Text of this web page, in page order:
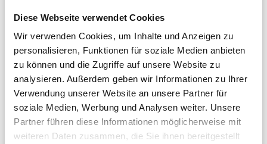
Diese Webseite verwendet Cookies
Wir verwenden Cookies, um Inhalte und Anzeigen zu
personalisieren, Funktionen für soziale Medien anbieten
zu können und die Zugriffe auf unsere Website zu
analysieren. Außerdem geben wir Informationen zu Ihrer
Verwendung unserer Website an unsere Partner für
soziale Medien, Werbung und Analysen weiter. Unsere
Partner führen diese Informationen möglicherweise mit
weiteren Daten zusammen, die Sie ihnen bereitgestellt